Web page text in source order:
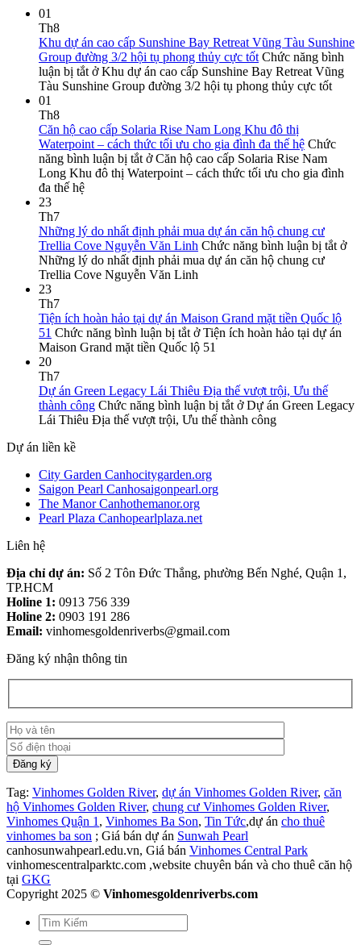
01
Th8
Khu dự án cao cấp Sunshine Bay Retreat Vũng Tàu Sunshine
Group đường 3/2 hội tụ phong thủy cực tốt Chức năng bình
luận bị tắt ở Khu dự án cao cấp Sunshine Bay Retreat Vũng
Tàu Sunshine Group đường 3/2 hội tụ phong thủy cực tốt
01
Th8
Căn hộ cao cấp Solaria Rise Nam Long Khu đô thị
Waterpoint – cách thức tối ưu cho gia đình đa thế hệ Chức
năng bình luận bị tắt ở Căn hộ cao cấp Solaria Rise Nam
Long Khu đô thị Waterpoint – cách thức tối ưu cho gia đình
đa thế hệ
23
Th7
Những lý do nhất định phải mua dự án căn hộ chung cư
Trellia Cove Nguyễn Văn Linh Chức năng bình luận bị tắt ở
Những lý do nhất định phải mua dự án căn hộ chung cư
Trellia Cove Nguyễn Văn Linh
23
Th7
Tiện ích hoàn hảo tại dự án Maison Grand mặt tiền Quốc lộ
51 Chức năng bình luận bị tắt ở Tiện ích hoàn hảo tại dự án
Maison Grand mặt tiền Quốc lộ 51
20
Th7
Dự án Green Legacy Lái Thiêu Địa thế vượt trội, Ưu thế
thành công Chức năng bình luận bị tắt ở Dự án Green Legacy
Lái Thiêu Địa thế vượt trội, Ưu thế thành công
Dự án liền kề
City Garden Canhocitygarden.org
Saigon Pearl Canhosaigonpearl.org
The Manor Canhothemanor.org
Pearl Plaza Canhopearlplaza.net
Liên hệ
Địa chỉ dự án: Số 2 Tôn Đức Thắng, phường Bến Nghé, Quận 1,
TP.HCM
Holine 1: 0913 756 339
Holine 2: 0903 191 286
Email: vinhomesgoldenriverbs@gmail.com
Đăng ký nhận thông tin
Tag: Vinhomes Golden River, dự án Vinhomes Golden River, căn
hộ Vinhomes Golden River, chung cư Vinhomes Golden River,
Vinhomes Quận 1 , Vinhomes Ba Son, Tin Tức,dự án cho thuê
vinhomes ba son ; Giá bán dự án Sunwah Pearl
canhosunwahpearl.edu.vn, Giá bán Vinhomes Central Park
vinhomescentralparktc.com ,website chuyên bán và cho thuê căn hộ
tại GKG
Copyright 2025 © Vinhomesgoldenriverbs.com